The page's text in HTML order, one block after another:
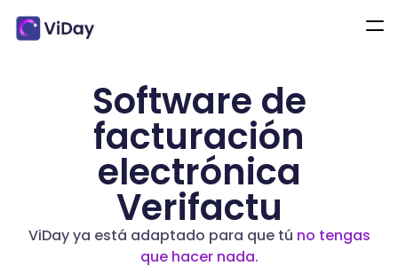
Software de
facturación
electrónica
Verifactu
ViDay ya está adaptado para que tú no tengas
que hacer nada.